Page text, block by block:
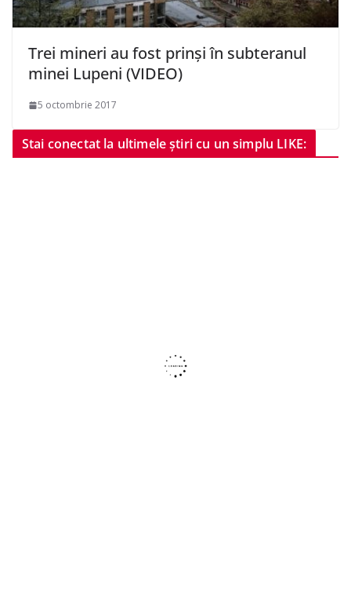
Trei mineri au fost prinși în subteranul
minei Lupeni (VIDEO)
5 octombrie 2017
Stai conectat la ultimele știri cu un simplu LIKE: